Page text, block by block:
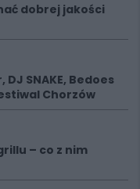
dobrej jakości
DJ SNAKE, Bedoes
Chorzów
– co z nim